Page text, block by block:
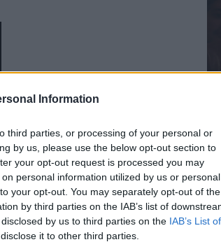
Information
third parties, or processing of your personal or
by us, please use the below opt-out section to
your opt-out request is processed you may
personal information utilized by us or personal
your opt-out. You may separately opt-out of the
by third parties on the IAB’s list of
by us to third parties on the IAB’s List of
it to other third parties.